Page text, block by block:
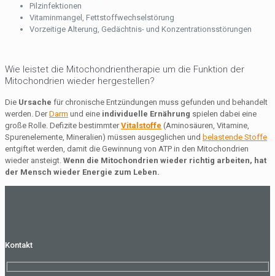
Pilzinfektionen
Vitaminmangel, Fettstoffwechselstörung
Vorzeitige Alterung, Gedächtnis- und Konzentrationsstörungen
Wie leistet die Mitochondrientherapie um die Funktion der
Mitochondrien wieder hergestellen?
Die Ursache für chronische Entzündungen muss gefunden und behandelt
werden. DerDarm und eine individuelle Ernährung spielen dabei eine
große Rolle. Defizite bestimmterVitalstoffe (Aminosäuren, Vitamine,
Spurenelemente, Mineralien) müssen ausgeglichen und belastende Stoffe
entgiftet werden, damit die Gewinnung von ATP in den Mitochondrien
wieder ansteigt. Wenn die Mitochondrien wieder richtig arbeiten, hat
der Mensch wieder Energie zum Leben.
Kontakt